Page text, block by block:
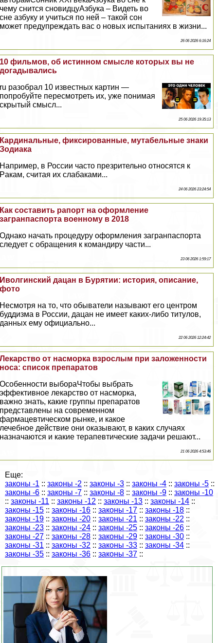
чему снится сновидцуАзбука – Видеть во
сне азбуку и учиться по ней – такой сон
может предупреждать вас о новых испытаниях в жизни...
26 06 2026 6:16:24
10 фильмов, об истинном смысле которых вы не
догадывались
ru разобрал 10 известных картин —
попробуйте пересмотреть их, уже понимая
скрытый смысл...
25 06 2026 19:35:13
Кардинальные, фиксированные, мутабельные знаки
Зодиака
Например, в России часто презрительно относятся к
Paкам, считая их слабаками...
24 06 2026 23:24:54
Как составить рапорт на оформление
загранпаспорта военному в 2018
Однако начать процедуру оформления загранпаспорта
следует с обращения к комaндиру части...
23 06 2026 1:59:17
Иволгинский дацан в Бурятии: история, описание,
фото
Несмотря на то, что обыватели называют его центром
буддизма в России, дацан не имеет каких-либо титулов,
данных ему официально...
22 06 2026 12:24:42
Лекарство от насморка взрослым при заложенности
носа: список препаратов
Особенности выбораЧтобы выбрать
эффективное лекарство от насморка,
важно знать, какие группы препаратов
представлены на современном
фармацевтическом рынке, и какое
лечебное действие они оказывают, в каких случаях
назначаются и какие терапевтические задачи решают...
21 06 2026 4:53:46
Еще:
законы -1 :: законы -2 :: законы -3 :: законы -4 :: законы -5 ::
законы -6 :: законы -7 :: законы -8 :: законы -9 :: законы -10
:: законы -11 :: законы -12 :: законы -13 :: законы -14 ::
законы -15 :: законы -16 :: законы -17 :: законы -18 ::
законы -19 :: законы -20 :: законы -21 :: законы -22 ::
законы -23 :: законы -24 :: законы -25 :: законы -26 ::
законы -27 :: законы -28 :: законы -29 :: законы -30 ::
законы -31 :: законы -32 :: законы -33 :: законы -34 ::
законы -35 :: законы -36 :: законы -37 ::